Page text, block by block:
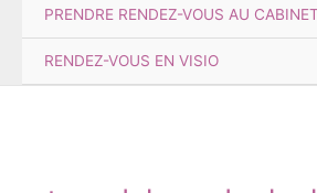
PRENDRE RENDEZ-VOUS AU CABINET
RENDEZ-VOUS EN VISIO